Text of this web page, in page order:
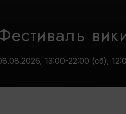
13:00-22:00 (сб),